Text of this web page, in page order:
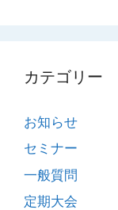
カテゴリー
お知らせ
セミナー
一般質問
定期大会